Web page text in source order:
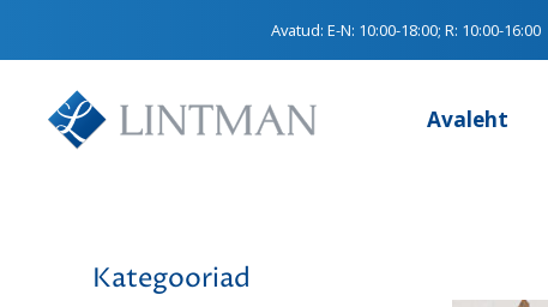
Avatud:E-N: 10:00-18:00; R: 10:00-16:00
Avaleht
Kategooriad